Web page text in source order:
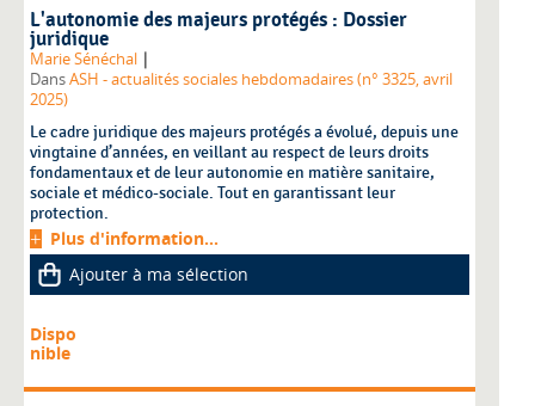
L'autonomie des majeurs protégés : Dossier
juridique
Marie Sénéchal |
DansASH - actualités sociales hebdomadaires (n° 3325, avril
2025)
Le cadre juridique des majeurs protégés a évolué, depuis une
vingtaine d’années, en veillant au respect de leurs droits
fondamentaux et de leur autonomie en matière sanitaire,
sociale et médico-sociale. Tout en garantissant leur
protection.
Plus d'information...
Ajouter à ma sélection
Dispo
nible